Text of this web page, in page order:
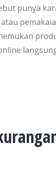
punya